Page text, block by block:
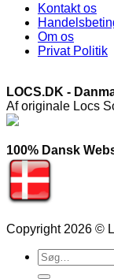
Kontakt os
Om os
Privat Politik
LOCS.DK -
Af originale Locs
100% Dansk
Copyright 2026 ©
Søg
efter: